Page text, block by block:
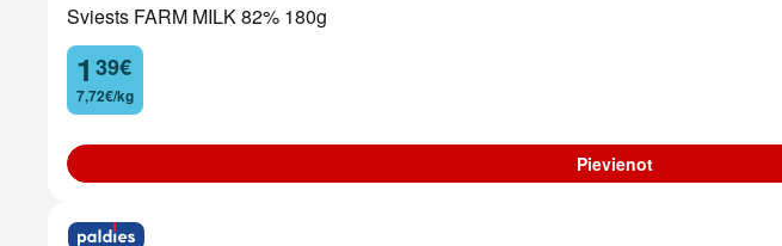
Sviests FARM MILK 82% 180g
1
. 39€
7,72€/kg
Pievienot